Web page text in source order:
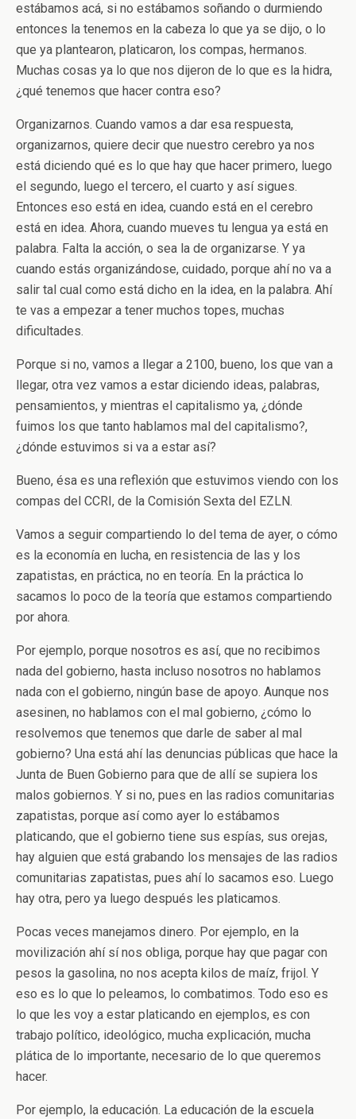
estábamos acá, si no estábamos soñando o durmiendo
entonces la tenemos en la cabeza lo que ya se dijo, o lo
que ya plantearon, platicaron, los compas, hermanos.
Muchas cosas ya lo que nos dijeron de lo que es la hidra,
¿qué tenemos que hacer contra eso?
Organizarnos. Cuando vamos a dar esa respuesta,
organizarnos, quiere decir que nuestro cerebro ya nos
está diciendo qué es lo que hay que hacer primero, luego
el segundo, luego el tercero, el cuarto y así sigues.
Entonces eso está en idea, cuando está en el cerebro
está en idea. Ahora, cuando mueves tu lengua ya está en
palabra. Falta la acción, o sea la de organizarse. Y ya
cuando estás organizándose, cuidado, porque ahí no va a
salir tal cual como está dicho en la idea, en la palabra. Ahí
te vas a empezar a tener muchos topes, muchas
dificultades.
Porque si no, vamos a llegar a 2100, bueno, los que van a
llegar, otra vez vamos a estar diciendo ideas, palabras,
pensamientos, y mientras el capitalismo ya, ¿dónde
fuimos los que tanto hablamos mal del capitalismo?,
¿dónde estuvimos si va a estar así?
Bueno, ésa es una reflexión que estuvimos viendo con los
compas del CCRI, de la Comisión Sexta del EZLN.
Vamos a seguir compartiendo lo del tema de ayer, o cómo
es la economía en lucha, en resistencia de las y los
zapatistas, en práctica, no en teoría. En la práctica lo
sacamos lo poco de la teoría que estamos compartiendo
por ahora.
Por ejemplo, porque nosotros es así, que no recibimos
nada del gobierno, hasta incluso nosotros no hablamos
nada con el gobierno, ningún base de apoyo. Aunque nos
asesinen, no hablamos con el mal gobierno, ¿cómo lo
resolvemos que tenemos que darle de saber al mal
gobierno? Una está ahí las denuncias públicas que hace la
Junta de Buen Gobierno para que de allí se supiera los
malos gobiernos. Y si no, pues en las radios comunitarias
zapatistas, porque así como ayer lo estábamos
platicando, que el gobierno tiene sus espías, sus orejas,
hay alguien que está grabando los mensajes de las radios
comunitarias zapatistas, pues ahí lo sacamos eso. Luego
hay otra, pero ya luego después les platicamos.
Pocas veces manejamos dinero. Por ejemplo, en la
movilización ahí sí nos obliga, porque hay que pagar con
pesos la gasolina, no nos acepta kilos de maíz, frijol. Y
eso es lo que lo peleamos, lo combatimos. Todo eso es
lo que les voy a estar platicando en ejemplos, es con
trabajo político, ideológico, mucha explicación, mucha
plática de lo importante, necesario de lo que queremos
hacer.
Por ejemplo, la educación. La educación de la escuela